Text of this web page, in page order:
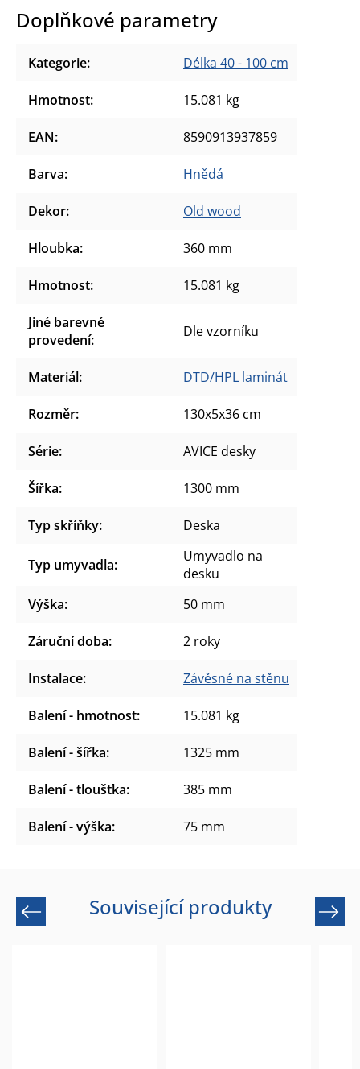
Doplňkové parametry
Kategorie: Délka 40 - 100 cm
Hmotnost: 15.081 kg
EAN: 8590913937859
Barva: Hnědá
Dekor: Old wood
Hloubka: 360 mm
Hmotnost: 15.081 kg
Jiné barevné
provedení: Dle vzorníku
Materiál: DTD/HPL laminát
Rozměr: 130x5x36 cm
Série: AVICE desky
Šířka: 1300 mm
Typ skříňky: Deska
Typ umyvadla:
Umyvadlo na
desku
Výška: 50 mm
Záruční doba: 2 roky
Instalace: Závěsné na stěnu
Balení - hmotnost: 15.081 kg
Balení - šířka: 1325 mm
Balení - tloušťka: 385 mm
Balení - výška: 75 mm
Související produkty
Previous Next